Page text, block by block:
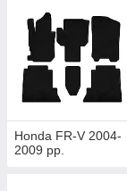
Honda FR-V 2004-
2009 рр.